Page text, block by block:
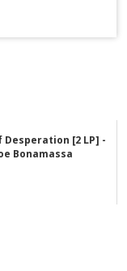
Desperation [2 LP] -
Bonamassa